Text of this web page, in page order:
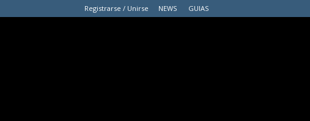
Registrarse / Unirse NEWS GUIAS